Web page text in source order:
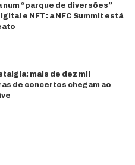
“parque de diversões”
e NFT: a NFC Summit está
mais de dez mil
de concertos chegam ao